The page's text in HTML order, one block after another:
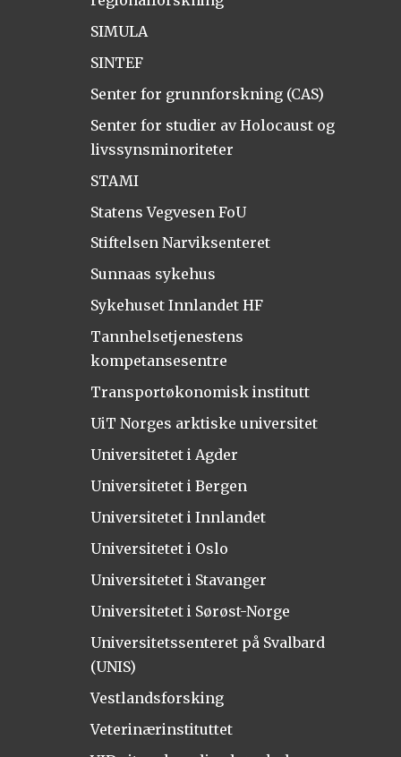
SIMULA
SINTEF
Senter for grunnforskning (CAS)
Senter for studier av Holocaust og
livssynsminoriteter
STAMI
Statens Vegvesen FoU
Stiftelsen Narviksenteret
Sunnaas sykehus
Sykehuset Innlandet HF
Tannhelsetjenestens
kompetansesentre
Transportøkonomisk institutt
UiT Norges arktiske universitet
Universitetet i Agder
Universitetet i Bergen
Universitetet i Innlandet
Universitetet i Oslo
Universitetet i Stavanger
Universitetet i Sørøst-Norge
Universitetssenteret på Svalbard
(UNIS)
Vestlandsforsking
Veterinærinstituttet